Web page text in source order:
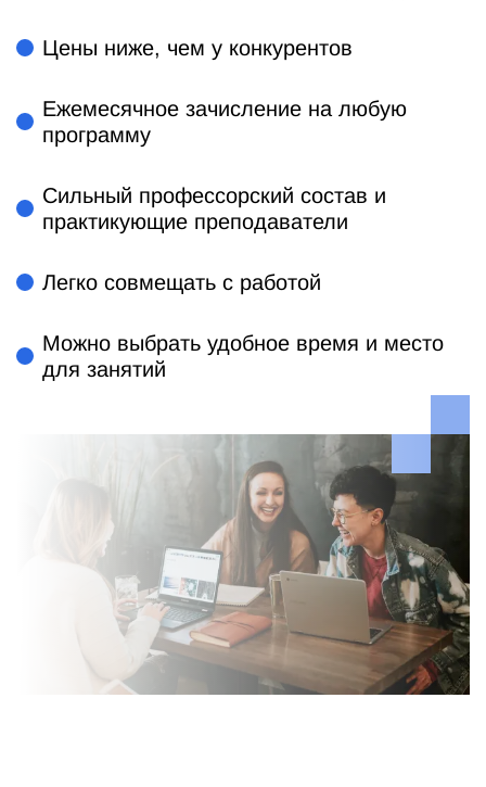
Цены ниже, чем у конкурентов
Ежемесячное зачисление на любую
программу
Сильный профессорский состав и
практикующие преподаватели
Легко совмещать с работой
Можно выбрать удобное время и место
для занятий